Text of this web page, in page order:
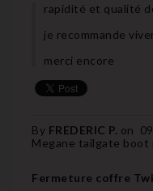
rapidité et qualité
je recommande
merci encore
By FREDERIC P. on
Megane tailgate boot
Fermeture coffre